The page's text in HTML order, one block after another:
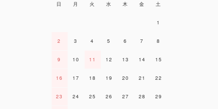
日 月 火 水 木 金 土
1
2 3 4 5 6 7 8
9 10 11 12 13 14 15
16 17 18 19 20 21 22
23 24 25 26 27 28 29